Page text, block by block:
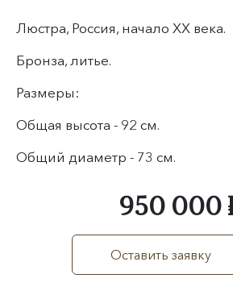
Люстра, Россия, начало XX века.
Бронза, литье.
Размеры:
Общая высота - 92 см.
Общий диаметр - 73 см.
950 000
Оставить заявку